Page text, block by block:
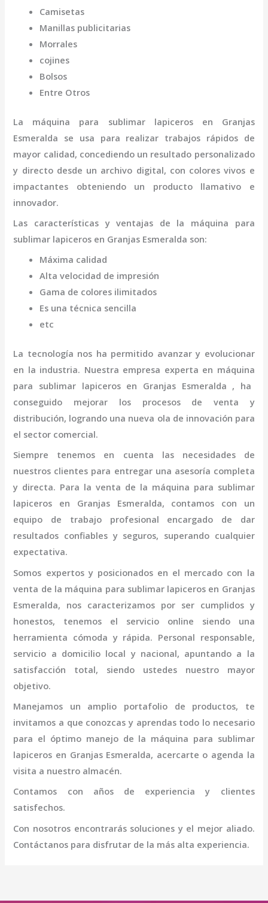
Camisetas
Manillas publicitarias
Morrales
cojines
Bolsos
Entre Otros
La máquina para sublimar lapiceros
en Granjas
Esmeralda se usa para realizar trabajos rápidos de
mayor calidad, concediendo un resultado personalizado
y directo desde un archivo digital, con colores vivos e
impactantes obteniendo un producto llamativo e
innovador.
Las características y ventajas de la máquina para
sublimar lapiceros en Granjas Esmeralda son:
Máxima calidad
Alta velocidad de impresión
Gama de colores ilimitados
Es una técnica sencilla
etc
La tecnología nos ha permitido avanzar y evolucionar
en la industria. Nuestra empresa experta en máquina
para sublimar lapicerosen Granjas Esmeralda , ha
conseguido mejorar los procesos de venta y
distribución, logrando una nueva ola de innovación para
el sector comercial.
Siempre tenemos en cuenta las necesidades de
nuestros clientes para entregar una asesoría completa
y directa. Para la venta de la máquina para sublimar
lapiceros
en Granjas Esmeralda, contamos con un
equipo de trabajo profesional encargado de dar
resultados confiables y seguros, superando cualquier
expectativa.
Somos expertos y posicionados en el mercado con la
venta de la máquina para sublimar lapiceros en Granjas
Esmeralda, nos caracterizamos por ser cumplidos y
honestos, tenemos el servicio online siendo una
herramienta cómoda y rápida. Personal responsable,
servicio a domicilio local y nacional, apuntando a la
satisfacción total, siendo ustedes nuestro mayor
objetivo.
Manejamos un amplio portafolio de productos, te
invitamos a que conozcas y aprendas todo lo necesario
para el óptimo manejo de la máquina para sublimar
lapiceros en Granjas Esmeralda, acercarte o agenda la
visita a nuestro almacén.
Contamos con años de experiencia y clientes
satisfechos.
Con nosotros encontrarás soluciones y el mejor aliado.
Contáctanos para disfrutar de la más alta experiencia.